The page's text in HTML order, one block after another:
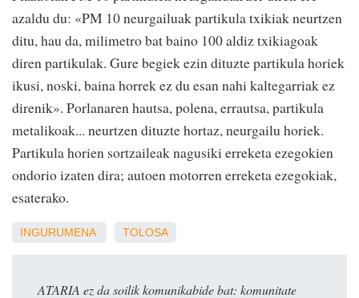
azaldu du: «PM 10 neurgailuak partikula txikiak neurtzen
ditu, hau da, milimetro bat baino 100 aldiz txikiagoak
diren partikulak. Gure begiek ezin dituzte partikula horiek
ikusi, noski, baina horrek ez du esan nahi kaltegarriak ez
direnik». Porlanaren hautsa, polena, errautsa, partikula
metalikoak... neurtzen dituzte hortaz, neurgailu horiek.
Partikula horien sortzaileak nagusiki erreketa ezegokien
ondorio izaten dira; autoen motorren erreketa ezegokiak,
esaterako.
INGURUMENA TOLOSA
ATARIA ez da soilik komunikabide bat: komunitate